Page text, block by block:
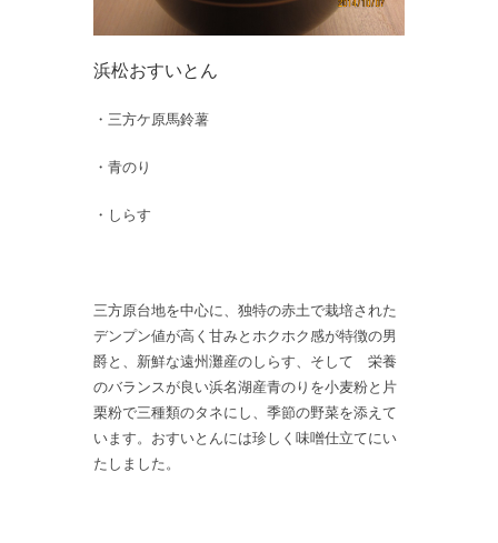
浜松おすいとん
・三方ケ原馬鈴薯
・青のり
・しらす
三方原台地を中心に、独特の赤土で栽培された
デンプン値が高く甘みとホクホク感が特徴の男
爵と、新鮮な遠州灘産のしらす、そして 栄養
のバランスが良い浜名湖産青のりを小麦粉と片
栗粉で三種類のタネにし、季節の野菜を添えて
います。おすいとんには珍しく味噌仕立てにい
たしました。